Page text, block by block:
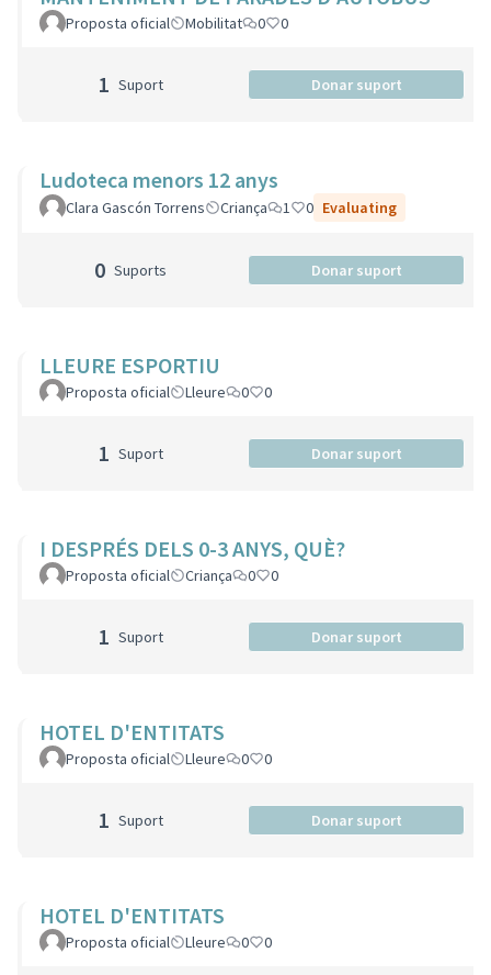
Proposta oficial Mobilitat 0 0
1 Suport Donar suport
Ludoteca menors 12 anys
Clara Gascón Torrens Criança 1 0 Evaluating
0 Suports Donar suport
LLEURE ESPORTIU
Proposta oficial Lleure 0 0
1 Suport Donar suport
I DESPRÉS DELS 0-3 ANYS, QUÈ?
Proposta oficial Criança 0 0
1 Suport Donar suport
HOTEL D'ENTITATS
Proposta oficial Lleure 0 0
1 Suport Donar suport
HOTEL D'ENTITATS
Proposta oficial Lleure 0 0